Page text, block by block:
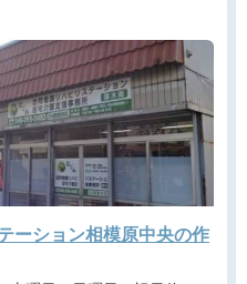
ーション相模原中央の作